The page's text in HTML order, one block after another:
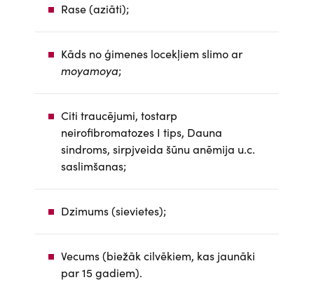
Rase (aziāti);
Kāds no ģimenes locekļiem slimo ar
moyamoya;
Citi traucējumi, tostarp
neirofibromatozes I tips, Dauna
sindroms, sirpjveida šūnu anēmija u.c.
saslimšanas;
Dzimums (sievietes);
Vecums (biežāk cilvēkiem, kas jaunāki
par 15 gadiem).